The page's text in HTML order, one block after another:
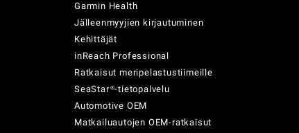
Garmin Health
Jälleenmyyjien kirjautuminen
Kehittäjät
inReach Professional
Ratkaisut meripelastustiimeille
SeaStar®-tietopalvelu
Automotive OEM
Matkailuautojen OEM-ratkaisut